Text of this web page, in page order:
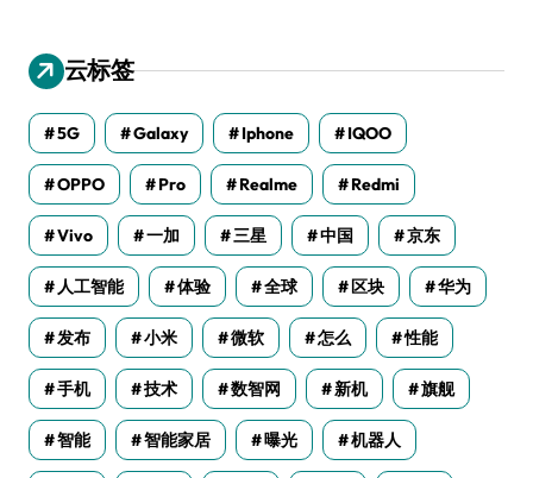
云标签
5G Galaxy Iphone IQOO
OPPO Pro Realme Redmi
Vivo 一加 三星 中国 京东
人工智能 体验 全球 区块 华为
发布 小米 微软 怎么 性能
手机 技术 数智网 新机 旗舰
智能 智能家居 曝光 机器人